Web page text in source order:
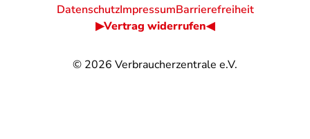
© 2026 Verbraucherzentrale e.V.
DatenschutzImpressumBarrierefreiheit
▶Vertrag widerrufen◀